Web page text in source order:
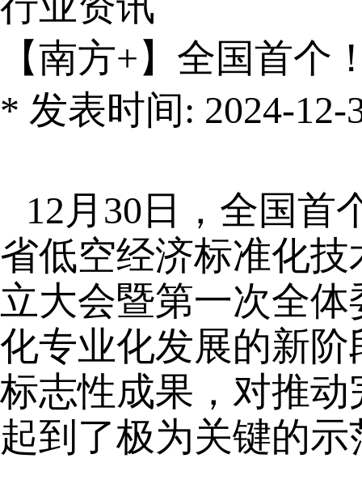
【南方+】全国首
* 发表时间: 2024-12-
12月30日，全国
省低空经济标准化
立大会暨第一次全
化专业化发展的新
标志性成果，对推
起到了极为关键的